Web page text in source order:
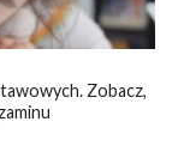
Zobacz,